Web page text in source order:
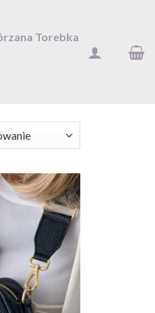
Torebka